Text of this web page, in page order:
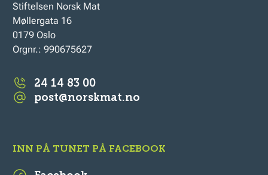
Stiftelsen Norsk Mat
Møllergata 16
0179 Oslo
Orgnr.: 990675627
24 14 83 00
post@norskmat.no
INN PÅ TUNET PÅ FACEBOOK